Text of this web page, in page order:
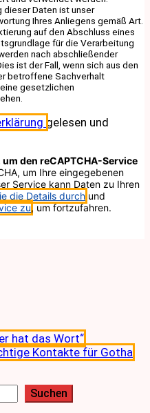
dieser Daten ist unser
Ihres Anliegens gemäß Art.
auf den Abschluss eines
für die Verarbeitung
nach abschließender
ist der Fall, wenn sich aus den
betroffene Sachverhalt
gesetzlichen
gelesen und
den reCAPTCHA-Service
um Ihre eingegebenen
Service kann Daten zu Ihren
die Details durch und
zu, um fortzufahren.
hat das Wort“
Kontakte für Gotha
Suchen